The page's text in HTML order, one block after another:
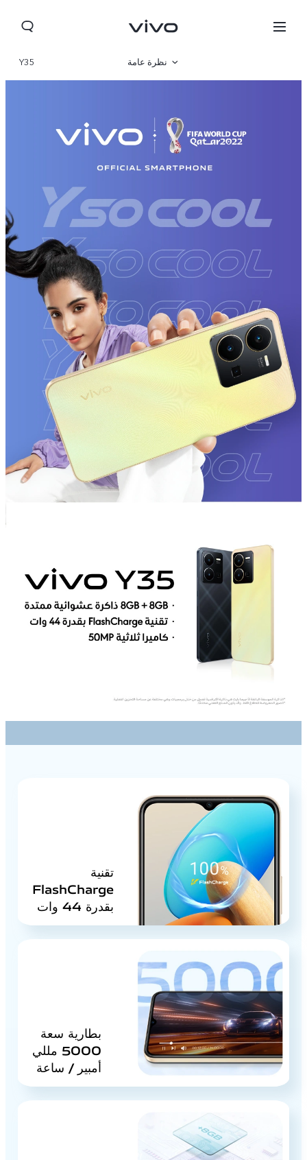
Egypt | حدد البلد/المنطقة
Y35 نظرة عامة
المواصفات
تقنية
FlashCharge
بقدرة 44 وات
بطارية سعة
5000 مللي
أمبير / ساعة